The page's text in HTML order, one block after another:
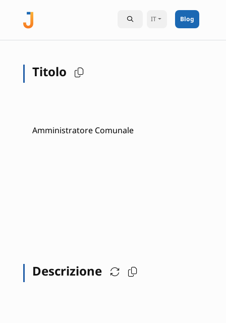
IT Blog
Titolo
Amministratore Comunale
Descrizione